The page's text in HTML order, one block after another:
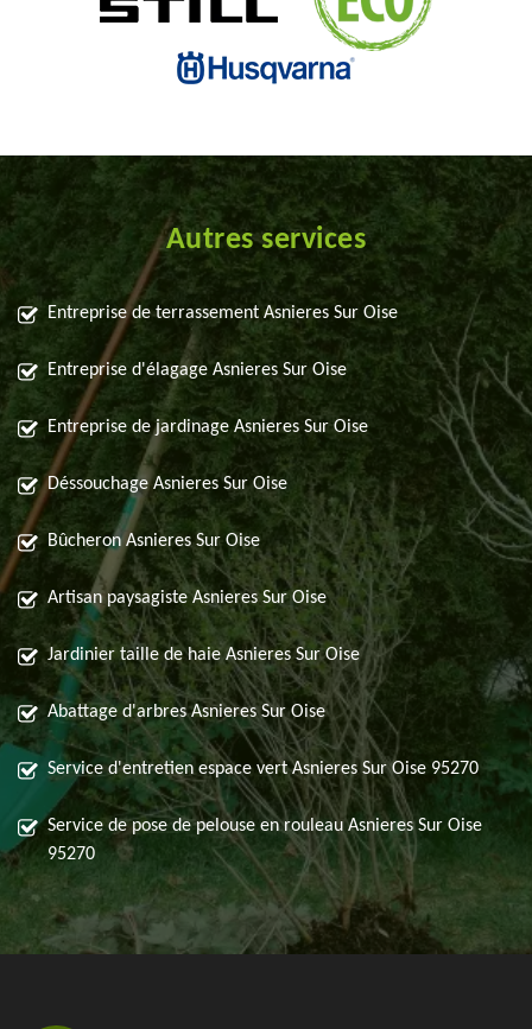
Autres services
Entreprise de terrassement Asnieres Sur Oise
Entreprise d'élagage Asnieres Sur Oise
Entreprise de jardinage Asnieres Sur Oise
Déssouchage Asnieres Sur Oise
Bûcheron Asnieres Sur Oise
Artisan paysagiste Asnieres Sur Oise
Jardinier taille de haie Asnieres Sur Oise
Abattage d'arbres Asnieres Sur Oise
Service d'entretien espace vert Asnieres Sur Oise 95270
Service de pose de pelouse en rouleau Asnieres Sur Oise
95270